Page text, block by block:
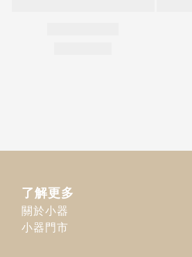
了解更多
關於小器
小器門市